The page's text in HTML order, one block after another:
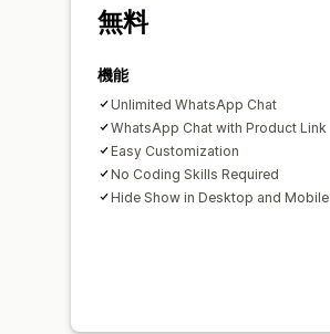
無料
機能
Unlimited WhatsApp Chat
WhatsApp Chat with Product Link
Easy Customization
No Coding Skills Required
Hide Show in Desktop and Mobile